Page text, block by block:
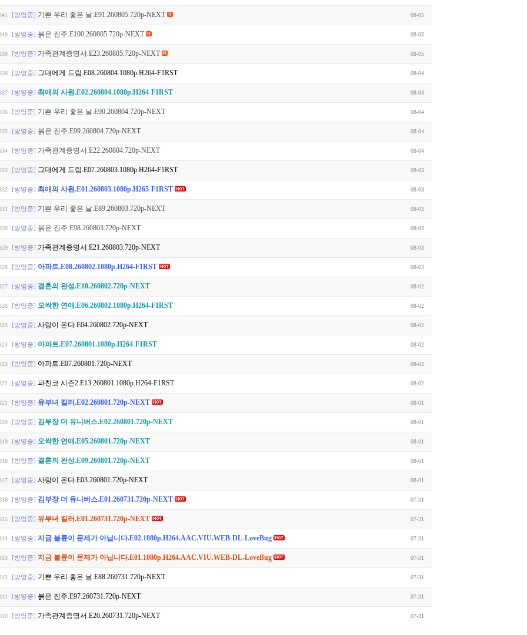
[방영중] 기쁜 우리 좋은 날.E91.260805.720p-NEXT 08-05
[방영중] 붉은 진주.E100.260805.720p-NEXT 08-05
[방영중] 가족관계증명서.E23.260805.720p-NEXT 08-05
[방영중] 그대에게 드림.E08.260804.1080p.H264-F1RST 08-04
[방영중] 최애의 사원.E02.260804.1080p.H264-F1RST 08-04
[방영중] 기쁜 우리 좋은 날.E90.260804.720p-NEXT 08-04
[방영중] 붉은 진주.E99.260804.720p-NEXT 08-04
[방영중] 가족관계증명서.E22.260804.720p-NEXT 08-04
[방영중] 그대에게 드림.E07.260803.1080p.H264-F1RST 08-03
[방영중] 최애의 사원.E01.260803.1080p.H265-F1RST 08-03
[방영중] 기쁜 우리 좋은 날.E89.260803.720p-NEXT 08-03
[방영중] 붉은 진주.E98.260803.720p-NEXT 08-03
[방영중] 가족관계증명서.E21.260803.720p-NEXT 08-03
[방영중] 아파트.E08.260802.1080p.H264-F1RST 08-03
[방영중] 결혼의 완성.E10.260802.720p-NEXT 08-02
[방영중] 오싹한 연애.E06.260802.1080p.H264-F1RST 08-02
[방영중] 사랑이 온다.E04.260802.720p-NEXT 08-02
[방영중] 아파트.E07.260801.1080p.H264-F1RST 08-02
[방영중] 아파트.E07.260801.720p-NEXT 08-02
[방영중] 파친코 시즌2.E13.260801.1080p.H264-F1RST 08-02
[방영중] 유부녀 킬러.E02.260801.720p-NEXT 08-01
[방영중] 김부장 더 유니버스.E02.260801.720p-NEXT 08-01
[방영중] 오싹한 연애.E05.260801.720p-NEXT 08-01
[방영중] 결혼의 완성.E09.260801.720p-NEXT 08-01
[방영중] 사랑이 온다.E03.260801.720p-NEXT 08-01
[방영중] 김부장 더 유니버스.E01.260731.720p-NEXT 07-31
[방영중] 유부녀 킬러.E01.260731.720p-NEXT 07-31
[방영중] 지금 불륜이 문제가 아닙니다.E02.1080p.H264.AAC.VIU.WEB-DL-LoveBug 07-31
[방영중] 지금 불륜이 문제가 아닙니다.E01.1080p.H264.AAC.VIU.WEB-DL-LoveBug 07-31
[방영중] 기쁜 우리 좋은 날.E88.260731.720p-NEXT 07-31
[방영중] 붉은 진주.E97.260731.720p-NEXT 07-31
[방영중] 가족관계증명서.E20.260731.720p-NEXT 07-31